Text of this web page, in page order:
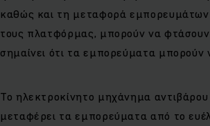
καθώς και τη μεταφορά
τους πλατφόρμας, μπορούν να
σημαίνει ότι τα εμπορεύματα
Το ηλεκτροκίνητο μηχάνημα
μεταφέρει τα εμπορεύματα από το